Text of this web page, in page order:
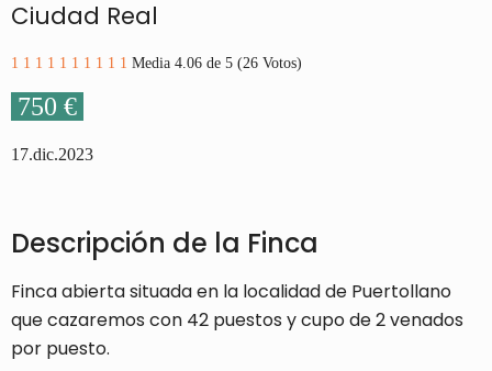
Ciudad Real
1 1 1 1 1 1 1 1 1 1 Media 4.06 de 5 (26 Votos)
750 €
17.dic.2023
Descripción de la Finca
Finca abierta situada en la localidad de Puertollano
que cazaremos con 42 puestos y cupo de 2 venados
por puesto.